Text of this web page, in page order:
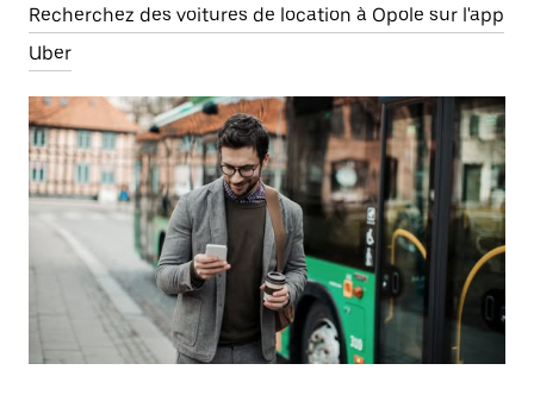
Recherchez des voitures de location à Opole sur l'app
Uber